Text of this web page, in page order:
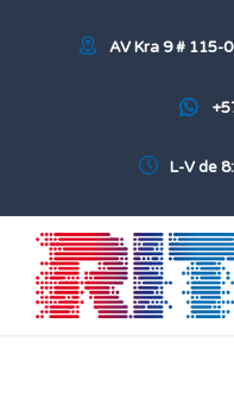
AV Kra 9 # 115-
L-V de